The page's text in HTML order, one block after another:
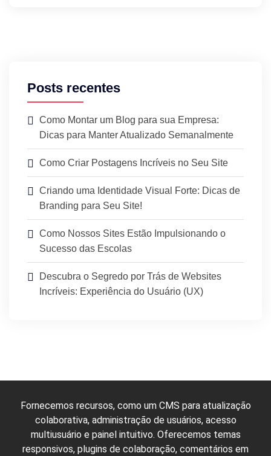
Posts recentes
Como Montar um Blog para sua Empresa:
Dicas para Manter Atualizado Semanalmente
Como Criar Postagens Incríveis no Seu Site
Criando uma Identidade Visual Forte: Dicas de
Branding para Seu Site!
Como Nossos Sites Estão Impulsionando o
Sucesso das Escolas
Descubra o Segredo por Trás de Websites
Incríveis: Experiência do Usuário (UX)
Fornecemos recursos, como um CMS para atualização
colaborativa, administração de usuários, acesso
multiusuário e painel intuitivo. Oferecemos temas
responsivos, plugins de colaboração, comentários em